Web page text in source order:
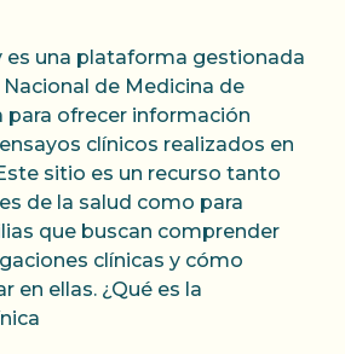
es una plataforma gestionada
de Medicina de
para ofrecer información
clínicos realizados en
sitio es un recurso tanto
de la salud como para
que buscan comprender
clínicas y cómo
en ellas. ¿Qué es la